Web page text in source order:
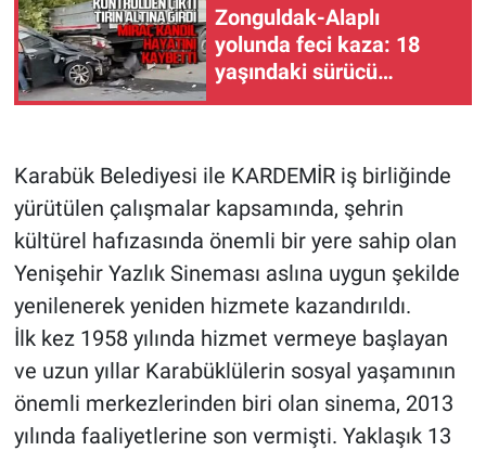
Zonguldak-Alaplı
yolunda feci kaza: 18
yaşındaki sürücü
Karabük Belediyesi ile KARDEMİR iş birliğinde
yürütülen çalışmalar kapsamında, şehrin
kültürel hafızasında önemli bir yere sahip olan
Yenişehir Yazlık Sineması aslına uygun şekilde
yenilenerek yeniden hizmete kazandırıldı.
İlk kez 1958 yılında hizmet vermeye başlayan
ve uzun yıllar Karabüklülerin sosyal yaşamının
önemli merkezlerinden biri olan sinema, 2013
yılında faaliyetlerine son vermişti. Yaklaşık 13